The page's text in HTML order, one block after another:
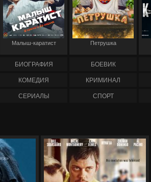
Малыш-каратист Петрушка
БИОГРАФИЯ БОЕВИК
КОМЕДИЯ КРИМИНАЛ
СЕРИАЛЫ СПОРТ